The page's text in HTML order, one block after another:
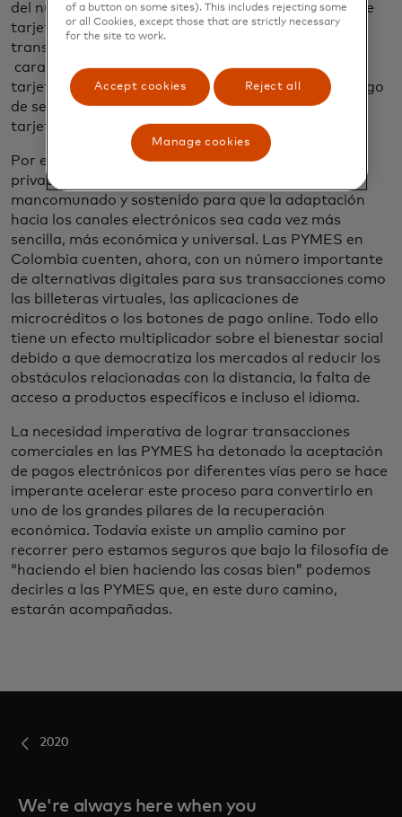
del nuevo régimen simple o la llegada a Colombia de
tarjetas débito con posibilidad para realizar
transacciones online, gracias a que ahora incluyen
características que antiguamente solo incluían las
tarjetas de crédito como estandarización en el código
de seguridad, fecha de vencimiento y número de la
tarjeta.
Por estas razones y muchas otras, desde el sector
privado hemos venido haciendo un esfuerzo
mancomunado y sostenido para que la adaptación
hacia los canales electrónicos sea cada vez más
sencilla, más económica y universal. Las PYMES en
Colombia cuenten, ahora, con un número importante
de alternativas digitales para sus transacciones como
las billeteras virtuales, las aplicaciones de
microcréditos o los botones de pago online. Todo ello
tiene un efecto multiplicador sobre el bienestar social
debido a que democratiza los mercados al reducir los
obstáculos relacionadas con la distancia, la falta de
acceso a productos específicos e incluso el idioma.
La necesidad imperativa de lograr transacciones
comerciales en las PYMES ha detonado la aceptación
de pagos electrónicos por diferentes vías pero se hace
imperante acelerar este proceso para convertirlo en
uno de los grandes pilares de la recuperación
económica. Todavía existe un amplio camino por
recorrer pero estamos seguros que bajo la filosofía de
“haciendo el bien haciendo las cosas bien” podemos
decirles a las PYMES que, en este duro camino,
estarán acompañadas.
2020
We're always here when you
of a button on some sites). This includes rejecting some
or all Cookies, except those that are strictly necessary
for the site to work.
Accept cookies Reject all
Manage cookies